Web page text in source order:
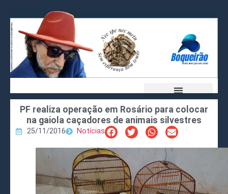
PF realiza operação em Rosário para colocar
na gaiola caçadores de animais silvestres
25/11/2016 Notícias